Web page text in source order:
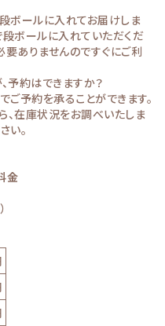
ボールに入れてお届けしま
ボールに入れていただくだ
ありませんのですぐにご利
予約はできますか？
ご予約を承ることができます。
、在庫状況をお調べいたしま
い。
金